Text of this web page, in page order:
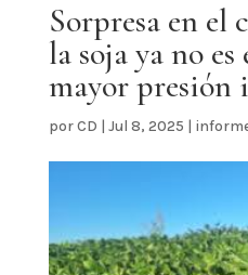
Sorpresa en el
la soja ya no
mayor presión
porCD | Jul 8, 2025 |